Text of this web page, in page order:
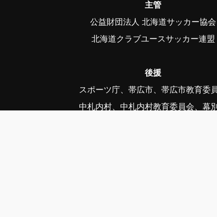
主管
公益財団法人 北海道サッカー協会
北海道クラブユースサッカー連盟
後援
スポーツ庁、帯広市、帯広市教育委
中札内村、中札内村教育委員会、幕